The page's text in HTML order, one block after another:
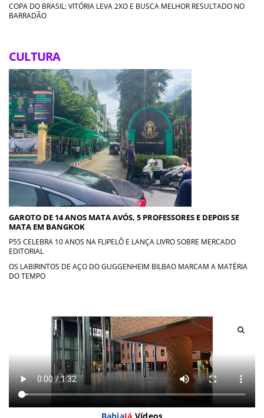
COPA DO BRASIL: VITÓRIA LEVA 2XO E BUSCA MELHOR RESULTADO NO
BARRADÃO
CULTURA
GAROTO DE 14 ANOS MATA AVÓS, 5 PROFESSORES E DEPOIS SE
MATA EM BANGKOK
P55 CELEBRA 10 ANOS NA FLIPELÔ E LANÇA LIVRO SOBRE MERCADO
EDITORIAL
OS LABIRINTOS DE AÇO DO GUGGENHEIM BILBAO MARCAM A MATÉRIA
DO TEMPO